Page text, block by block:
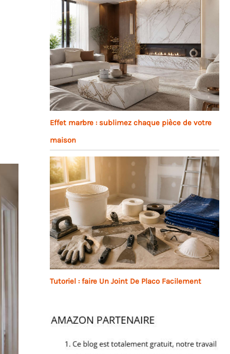
Effet marbre : sublimez chaque pièce de votre
maison
Tutoriel : faire Un Joint De Placo Facilement